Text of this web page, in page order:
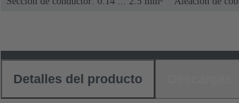
Detalles del producto